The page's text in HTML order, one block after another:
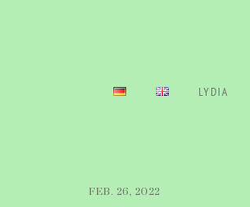
LYDIA
FEB. 26, 2022